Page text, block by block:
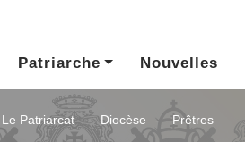
Patriarche Nouvelles
Le Patriarcat Diocèse Prêtres